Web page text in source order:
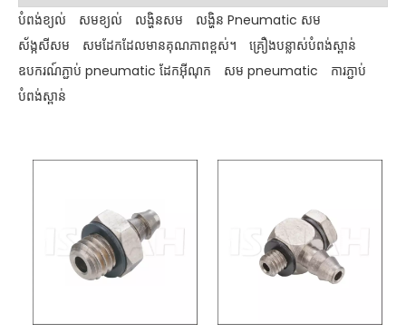
បំពង់ខ្យល់ សមខ្យល់ លង្ហិនសម
លង្ហិន Pneumatic សម
ស័ង្កសីសម
សមដែកដែលមានគុណភាពខ្ពស់។
គ្រឿងបន្លាស់បំពង់ស្ពាន់
ឧបករណ៍ភ្ជាប់ pneumatic ដែកអ៊ីណុក
សម pneumatic
ការភ្ជាប់
បំពង់ស្ពាន់